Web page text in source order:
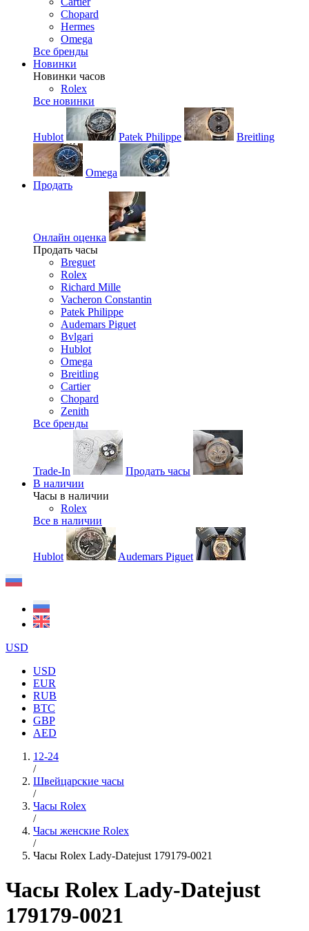
Chopard
Hermes
Omega
Все бренды
Новинки
Новинки часов
Rolex
Все новинки
Hublot Patek Philippe Breitling
Omega
Продать
Онлайн оценка
Продать часы
Breguet
Rolex
Richard Mille
Vacheron Constantin
Patek Philippe
Audemars Piguet
Bvlgari
Hublot
Omega
Breitling
Cartier
Chopard
Zenith
Все бренды
Trade-In
Продать часы
В наличии
Часы в наличии
Rolex
Все в наличии
Hublot Audemars Piguet
USD
USD
EUR
RUB
BTC
GBP
AED
12-24
/
Швейцарские часы
/
Часы Rolex
/
Часы женские Rolex
/
Часы Rolex Lady-Datejust 179179-0021
Часы Rolex Lady-Datejust
179179-0021